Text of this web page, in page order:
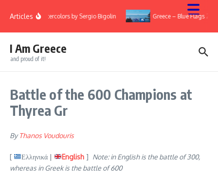
Articles Watercolors by Sergio Bigolin Greece – Blue Flags 2022
I Am Greece
and proud of it!
Battle of the 600 Champions at
Thyrea Gr
ByThanos Voudouris
[ Ελληνικά | English] Note: in English is the battle of 300,
whereas in Greek is the battle of 600